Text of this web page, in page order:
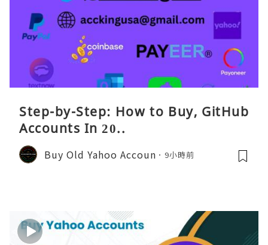
Step-by-Step: How to Buy, GitHub
Accounts In 20..
Buy Old Yahoo Accoun 9小時前